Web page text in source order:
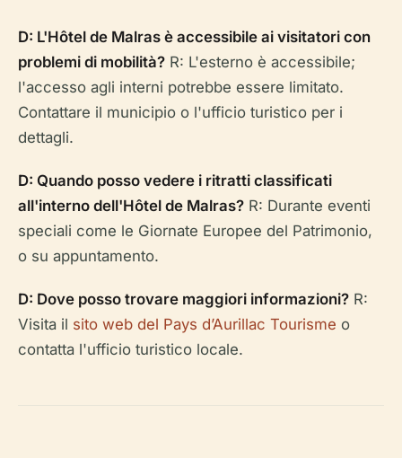
D: L'Hôtel de Malras è accessibile ai visitatori con
problemi di mobilità? R: L'esterno è accessibile;
l'accesso agli interni potrebbe essere limitato.
Contattare il municipio o l'ufficio turistico per i
dettagli.
D: Quando posso vedere i ritratti classificati
all'interno dell'Hôtel de Malras? R: Durante eventi
speciali come le Giornate Europee del Patrimonio,
o su appuntamento.
D: Dove posso trovare maggiori informazioni? R:
Visita il sito web del Pays d’Aurillac Tourisme o
contatta l'ufficio turistico locale.